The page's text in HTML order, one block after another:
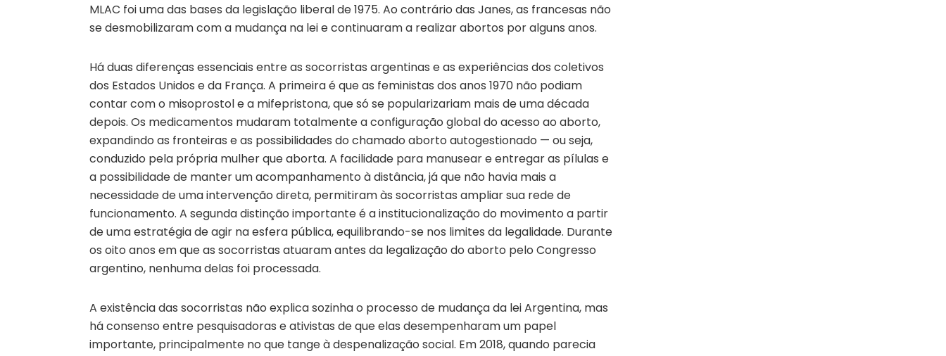
MLAC foi uma das bases da legislação liberal de 1975. Ao contrário das Janes, as francesas não
se desmobilizaram com a mudança na lei e continuaram a realizar abortos por alguns anos.
Há duas diferenças essenciais entre as socorristas argentinas e as experiências dos coletivos
dos Estados Unidos e da França. A primeira é que as feministas dos anos 1970 não podiam
contar com o misoprostol e a mifepristona, que só se popularizariam mais de uma década
depois. Os medicamentos mudaram totalmente a configuração global do acesso ao aborto,
expandindo as fronteiras e as possibilidades do chamado aborto autogestionado — ou seja,
conduzido pela própria mulher que aborta. A facilidade para manusear e entregar as pílulas e
a possibilidade de manter um acompanhamento à distância, já que não havia mais a
necessidade de uma intervenção direta, permitiram às socorristas ampliar sua rede de
funcionamento. A segunda distinção importante é a institucionalização do movimento a partir
de uma estratégia de agir na esfera pública, equilibrando-se nos limites da legalidade. Durante
os oito anos em que as socorristas atuaram antes da legalização do aborto pelo Congresso
argentino, nenhuma delas foi processada.
A existência das socorristas não explica sozinha o processo de mudança da lei Argentina, mas
há consenso entre pesquisadoras e ativistas de que elas desempenharam um papel
importante, principalmente no que tange à despenalização social. Em 2018, quando parecia